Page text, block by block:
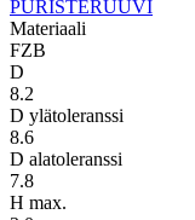
PURISTERUUVI
Materiaali
FZB
D
8.2
D ylätoleranssi
8.6
D alatoleranssi
7.8
H max.